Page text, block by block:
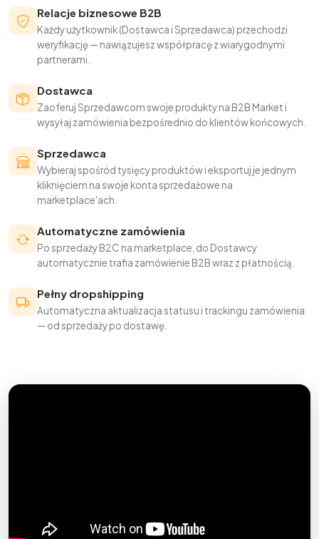
Relacje biznesowe B2B
Każdy użytkownik (Dostawca i Sprzedawca) przechodzi
weryfikację — nawiązujesz współpracę z wiarygodnymi
partnerami.
Dostawca
Zaoferuj Sprzedawcom swoje produkty na B2B Market i
wysyłaj zamówienia bezpośrednio do klientów końcowych.
Sprzedawca
Wybieraj spośród tysięcy produktów i eksportuj je jednym
kliknięciem na swoje konta sprzedażowe na
marketplace'ach.
Automatyczne zamówienia
Po sprzedaży B2C na marketplace, do Dostawcy
automatycznie trafia zamówienie B2B wraz z płatnością.
Pełny dropshipping
Automatyczna aktualizacja statusu i trackingu zamówienia
— od sprzedaży po dostawę.